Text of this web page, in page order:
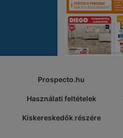
Prospecto.hu
Használati feltételek
Kiskereskedők részére